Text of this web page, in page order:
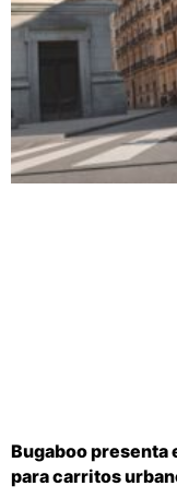
Bugaboo presenta
para carritos